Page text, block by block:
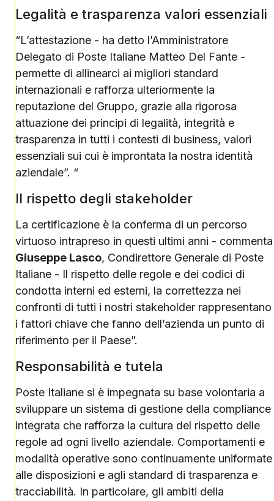
Legalità e trasparenza valori essenziali
“L’attestazione - ha detto l’Amministratore
Delegato di Poste Italiane Matteo Del Fante -
permette di allinearci ai migliori standard
internazionali e rafforza ulteriormente la
reputazione del Gruppo, grazie alla rigorosa
attuazione dei principi di legalità, integrità e
trasparenza in tutti i contesti di business, valori
essenziali sui cui è improntata la nostra identità
aziendale”. “
Il rispetto degli stakeholder
La certificazione è la conferma di un percorso
virtuoso intrapreso in questi ultimi anni - commenta
Giuseppe Lasco, Condirettore Generale di Poste
Italiane - Il rispetto delle regole e dei codici di
condotta interni ed esterni, la correttezza nei
confronti di tutti i nostri stakeholder rappresentano
i fattori chiave che fanno dell’azienda un punto di
riferimento per il Paese”.
Responsabilità e tutela
Poste Italiane si è impegnata su base volontaria a
sviluppare un sistema di gestione della compliance
integrata che rafforza la cultura del rispetto delle
regole ad ogni livello aziendale. Comportamenti e
modalità operative sono continuamente uniformate
alle disposizioni e agli standard di trasparenza e
tracciabilità. In particolare, gli ambiti della